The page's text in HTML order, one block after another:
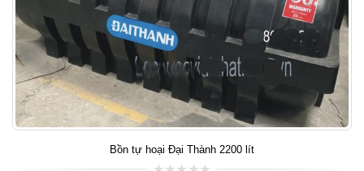
Bồn tự hoại Đại Thành 2200 lít